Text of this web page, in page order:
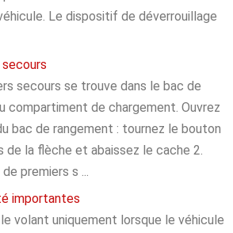
Le dispositif de déverrouillage
secours se trouve dans le bac de
compartiment de chargement. Ouvrez
bac de rangement : tournez le bouton
la flèche et abaissez le cache 2.
premiers s ...
importantes
volant uniquement lorsque le véhicule